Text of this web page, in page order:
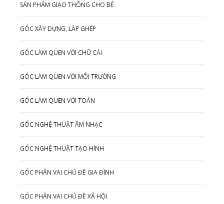
SẢN PHẨM GIAO THÔNG CHO BÉ
GÓC XÂY DỰNG, LẮP GHÉP
GÓC LÀM QUEN VỚI CHỮ CÁI
GÓC LÀM QUEN VỚI MÔI TRƯỜNG
GÓC LÀM QUEN VỚI TOÁN
GÓC NGHỆ THUẬT ÂM NHẠC
GÓC NGHỆ THUẬT TẠO HÌNH
GÓC PHÂN VAI CHỦ ĐỀ GIA ĐÌNH
GÓC PHÂN VAI CHỦ ĐỀ XÃ HỘI